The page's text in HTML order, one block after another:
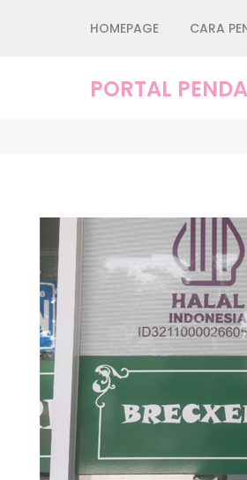
HOMEPAGE CARA
PORTAL